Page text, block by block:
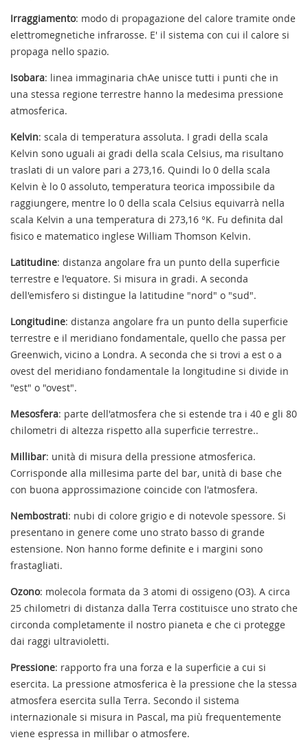
Irraggiamento: modo di propagazione del calore tramite onde
elettromegnetiche infrarosse. E' il sistema con cui il calore si
propaga nello spazio.
Isobara: linea immaginaria chAe unisce tutti i punti che in
una stessa regione terrestre hanno la medesima pressione
atmosferica.
Kelvin: scala di temperatura assoluta. I gradi della scala
Kelvin sono uguali ai gradi della scala Celsius, ma risultano
traslati di un valore pari a 273,16. Quindi lo 0 della scala
Kelvin è lo 0 assoluto, temperatura teorica impossibile da
raggiungere, mentre lo 0 della scala Celsius equivarrà nella
scala Kelvin a una temperatura di 273,16 °K. Fu definita dal
fisico e matematico inglese William Thomson Kelvin.
Latitudine: distanza angolare fra un punto della superficie
terrestre e l'equatore. Si misura in gradi. A seconda
dell'emisfero si distingue la latitudine "nord" o "sud".
Longitudine: distanza angolare fra un punto della superficie
terrestre e il meridiano fondamentale, quello che passa per
Greenwich, vicino a Londra. A seconda che si trovi a est o a
ovest del meridiano fondamentale la longitudine si divide in
"est" o "ovest".
Mesosfera: parte dell'atmosfera che si estende tra i 40 e gli 80
chilometri di altezza rispetto alla superficie terrestre..
Millibar: unità di misura della pressione atmosferica.
Corrisponde alla millesima parte del bar, unità di base che
con buona approssimazione coincide con l'atmosfera.
Nembostrati: nubi di colore grigio e di notevole spessore. Si
presentano in genere come uno strato basso di grande
estensione. Non hanno forme definite e i margini sono
frastagliati.
Ozono: molecola formata da 3 atomi di ossigeno (O3). A circa
25 chilometri di distanza dalla Terra costituisce uno strato che
circonda completamente il nostro pianeta e che ci protegge
dai raggi ultravioletti.
Pressione: rapporto fra una forza e la superficie a cui si
esercita. La pressione atmosferica è la pressione che la stessa
atmosfera esercita sulla Terra. Secondo il sistema
internazionale si misura in Pascal, ma più frequentemente
viene espressa in millibar o atmosfere.